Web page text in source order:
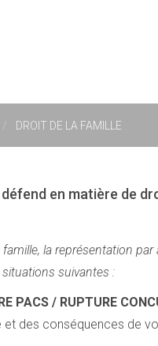
DROIT DE LA FAMILLE
en matière de
la représentation
suivantes :
PACS / RUPTURE
des conséquences de